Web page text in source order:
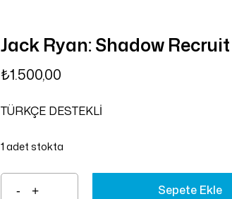
Jack Ryan: Shadow
₺1.500,00
TÜRKÇE DESTEKLİ
1 adet stokta
Sepete Ekle